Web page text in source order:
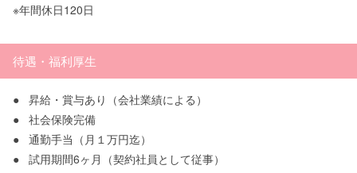
※年間休日120日
待遇・福利厚生
● 昇給・賞与あり（会社業績による）
● 社会保険完備
● 通勤手当（月１万円迄）
● 試用期間6ヶ月（契約社員として従事）